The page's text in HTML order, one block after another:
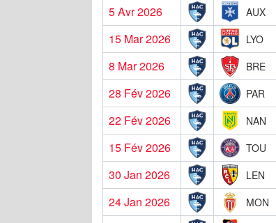
5 Avr 2026
AUX
15 Mar 2026
LYO
8 Mar 2026
BRE
28 Fév 2026
PAR
22 Fév 2026
NAN
15 Fév 2026
TOU
30 Jan 2026
LEN
24 Jan 2026
MON